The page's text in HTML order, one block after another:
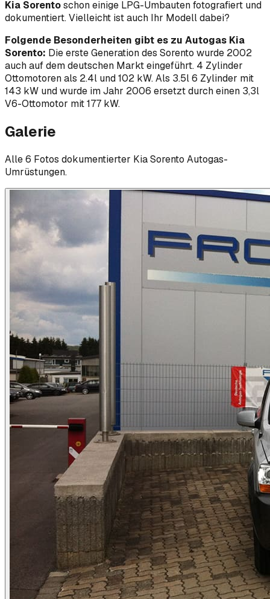
Kia Sorentoschon einige LPG-Umbauten fotografiert und
dokumentiert. Vielleicht ist auch Ihr Modell dabei?
Folgende Besonderheiten gibt es zu Autogas Kia
Sorento: Die erste Generation des Sorento wurde 2002
auch auf dem deutschen Markt eingeführt. 4 Zylinder
Ottomotoren als 2.4l und 102 kW. Als 3.5l 6 Zylinder mit
143 kW und wurde im Jahr 2006 ersetzt durch einen 3,3l
V6-Ottomotor mit 177 kW.
Galerie
Alle6 Fotos dokumentierter KiaSorento Autogas-
Umrüstungen.